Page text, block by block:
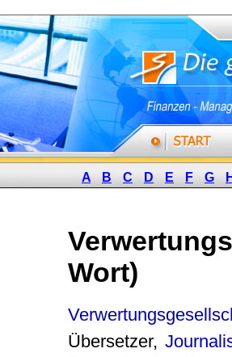
A B C D E F G
Wort)
Übersetzer,